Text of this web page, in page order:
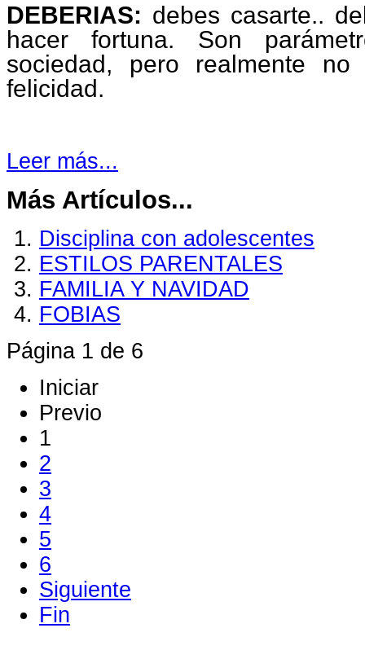
DEBERIAS: debes casarte..
hacer fortuna. Son
sociedad, pero realmente
felicidad.
Leer más...
Más Artículos...
Disciplina con adolescentes
ESTILOS PARENTALES
FAMILIA Y NAVIDAD
FOBIAS
Página 1 de 6
Iniciar
Previo
1
2
3
4
5
6
Siguiente
Fin